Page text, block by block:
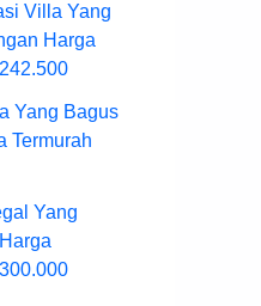
Villa Yang
Harga
Yang Bagus
Termurah
Yang